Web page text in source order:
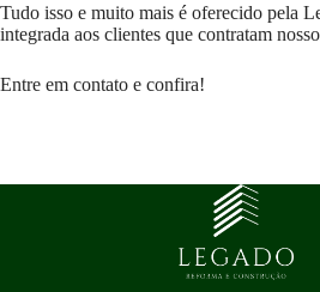
Tudo isso e muito mais é oferecido pela
integrada aos clientes que contratam
Entre em contato e confira!